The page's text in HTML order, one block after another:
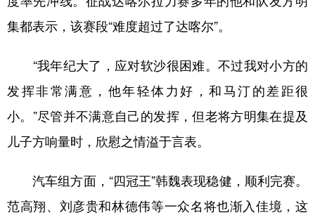
集都表示，该赛段“难度超过了达喀尔”。
“我年纪大了，应对软沙很困难。不过我对小方的
发挥非常满意，他年轻体力好，和马汀的差距很
小。”尽管并不满意自己的发挥，但老将方明集在提及
儿子方响量时，欣慰之情溢于言表。
汽车组方面，“四冠王”韩魏表现稳健，顺利完赛。
范高翔、刘彦贵和林德伟等一众名将也渐入佳境，这